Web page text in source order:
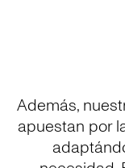
Además,
apuestan por